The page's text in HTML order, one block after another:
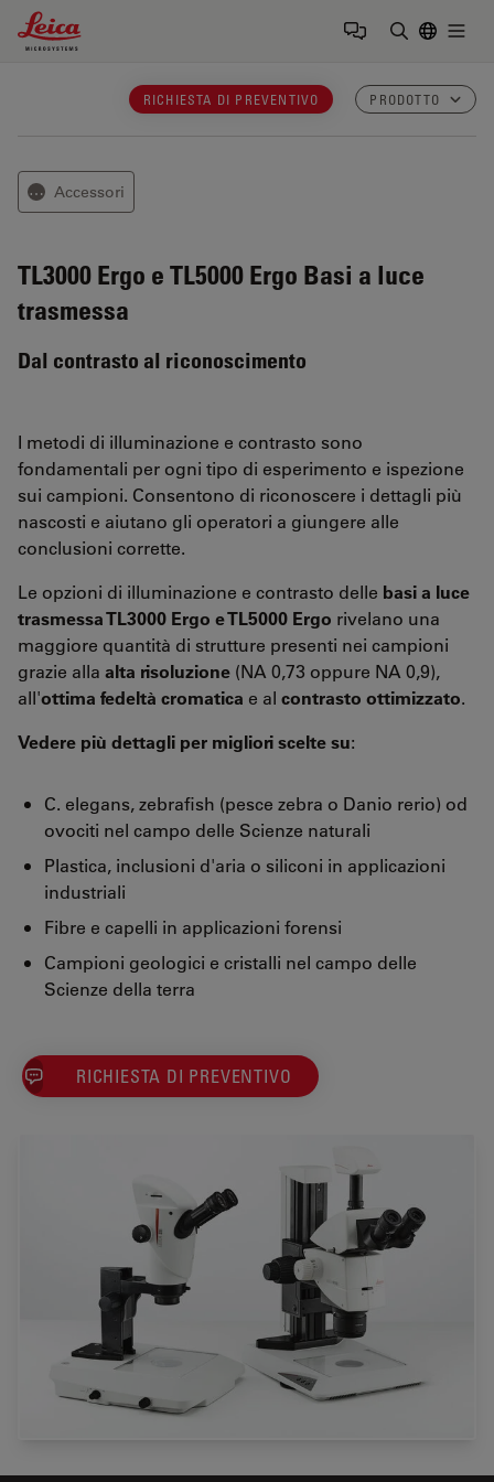
Leica Microsystems Logo
RICHIESTA DI PREVENTIVO PRODOTTO
⋯ Accessori
TL3000 Ergo e TL5000 Ergo Basi a luce
trasmessa
Dal contrasto al riconoscimento
I metodi di illuminazione e contrasto sono
fondamentali per ogni tipo di esperimento e ispezione
sui campioni. Consentono di riconoscere i dettagli più
nascosti e aiutano gli operatori a giungere alle
conclusioni corrette.
Le opzioni di illuminazione e contrasto delle basi a luce
trasmessa TL3000 Ergo e TL5000 Ergo rivelano una
maggiore quantità di strutture presenti nei campioni
grazie alla alta risoluzione (NA 0,73 oppure NA 0,9),
all'ottima fedeltà cromatica e al contrasto ottimizzato.
Vedere più dettagli per migliori scelte su:
C. elegans, zebrafish (pesce zebra o Danio rerio) od
ovociti nel campo delle Scienze naturali
Plastica, inclusioni d'aria o siliconi in applicazioni
industriali
Fibre e capelli in applicazioni forensi
Campioni geologici e cristalli nel campo delle
Scienze della terra
RICHIESTA DI PREVENTIVO